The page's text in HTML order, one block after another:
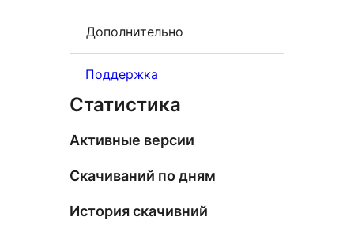
Дополнительно
Поддержка
Статистика
Активные версии
Скачиваний по дням
История скачивний